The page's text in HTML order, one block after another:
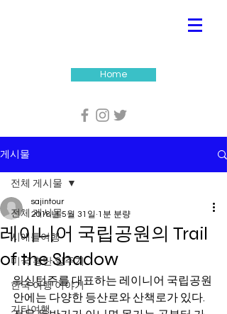
Home
게시물
전체 게시물
시애틀여행
미국 횡단 일주기
한국 여행 이야기
기타여행
전체 게시물
레이니어 국립공원의 Trail
of the Shadow
sajintour
2018년 5월 31일 1분 분량
워싱턴주를 대표하는 레이니어 국립공원
안에는 다양한 등산로와 산책로가 있다.